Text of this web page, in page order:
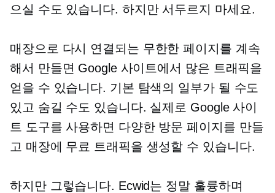
으실 수도 있습니다. 하지만 서두르지 마세요.
매장으로 다시 연결되는 무한한 페이지를 계속
해서 만들면 Google 사이트에서 많은 트래픽을
얻을 수 있습니다. 기본 탐색의 일부가 될 수도
있고 숨길 수도 있습니다. 실제로 Google 사이
트 도구를 사용하면 다양한 방문 페이지를 만들
고 매장에 무료 트래픽을 생성할 수 있습니다.
하지만 그렇습니다. Ecwid는 정말 훌륭하며